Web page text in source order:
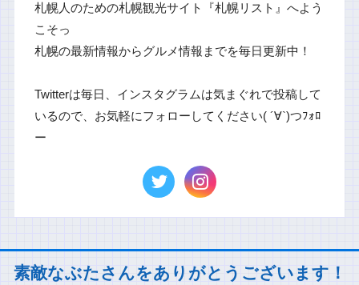
札幌人のための札幌観光サイト『札幌リスト』へよう
こそっ
札幌の最新情報からグルメ情報までを毎日更新中！
Twitterは毎日、インスタグラムは気まぐれで投稿して
いるので、お気軽にフォローしてください( ´∀`)つﾌｫﾛ
ー
素敵なぶたさんをありがとうございます！